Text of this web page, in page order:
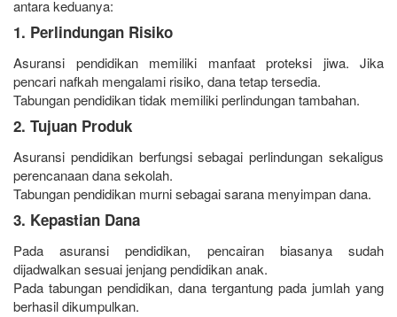
antara keduanya:
1. Perlindungan Risiko
Asuransi pendidikan memiliki manfaat proteksi jiwa. Jika
pencari nafkah mengalami risiko, dana tetap tersedia.
Tabungan pendidikan tidak memiliki perlindungan tambahan.
2. Tujuan Produk
Asuransi pendidikan berfungsi sebagai perlindungan sekaligus
perencanaan dana sekolah.
Tabungan pendidikan murni sebagai sarana menyimpan dana.
3. Kepastian Dana
Pada asuransi pendidikan, pencairan biasanya sudah
dijadwalkan sesuai jenjang pendidikan anak.
Pada tabungan pendidikan, dana tergantung pada jumlah yang
berhasil dikumpulkan.